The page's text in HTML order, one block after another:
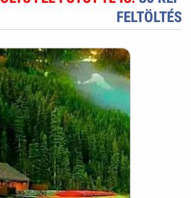
FELTÖLTÉS